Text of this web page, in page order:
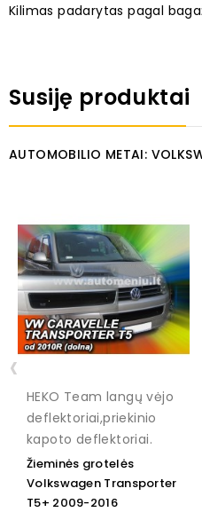
Kilimas padarytas pagal
Susiję produktai
AUTOMOBILIO METAI:
HEKO Team langų vėjo
deflektoriai,priekinio
kapoto deflektoriai.
Žieminės grotelės
Volkswagen Transporter
T5+ 2009-2016
‹